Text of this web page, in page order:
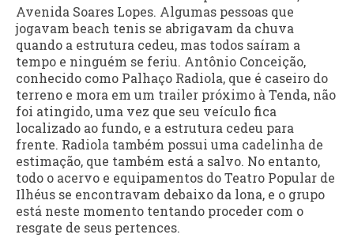
Avenida Soares Lopes. Algumas pessoas que
jogavam beach tenis se abrigavam da chuva
quando a estrutura cedeu, mas todos saíram a
tempo e ninguém se feriu. Antônio Conceição,
conhecido como Palhaço Radiola, que é caseiro do
terreno e mora em um trailer próximo à Tenda, não
foi atingido, uma vez que seu veículo fica
localizado ao fundo, e a estrutura cedeu para
frente. Radiola também possui uma cadelinha de
estimação, que também está a salvo. No entanto,
todo o acervo e equipamentos do Teatro Popular de
Ilhéus se encontravam debaixo da lona, e o grupo
está neste momento tentando proceder com o
resgate de seus pertences.